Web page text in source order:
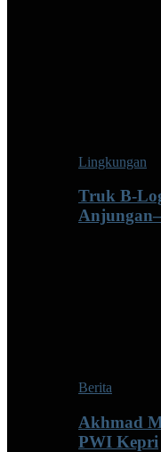
Lingkungan
Truk B-
Berita
Akhmad
PWI Kepri